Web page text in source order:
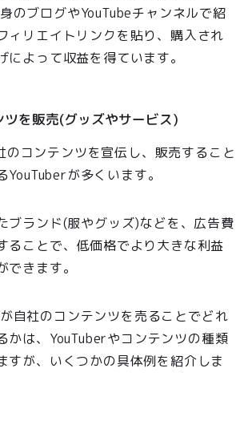
のブログやYouTubeチャンネルで紹
ィリエイトリンクを貼り、購入され
によって収益を得ています。
ツを販売(グッズやサービス)
のコンテンツを宣伝し、販売すること
YouTuberが多くいます。
ブランド(服やグッズ)などを、広告費
ることで、低価格でより大きな利益
きます。
自社のコンテンツを売ることでどれ
かは、YouTuberやコンテンツの種類
すが、いくつかの具体例を紹介しま